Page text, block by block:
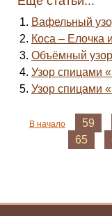
Вафельный
Коса – Елочка
Объёмный
Узор спицами
Узор спицами
В начало 59
65